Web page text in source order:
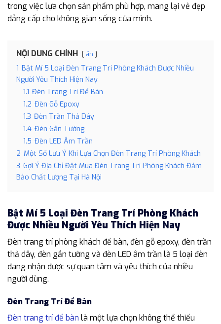
trong việc lựa chọn sản phẩm phù hợp, mang lại vẻ đẹp
đẳng cấp cho không gian sống của mình.
NỘI DUNG CHÍNH ẩn
1 Bật Mí 5 Loại Đèn Trang Trí Phòng Khách Được Nhiều
Người Yêu Thích Hiện Nay
1.1 Đèn Trang Trí Để Bàn
1.2 Đèn Gỗ Epoxy
1.3 Đèn Trần Thả Dây
1.4 Đèn Gắn Tường
1.5 Đèn LED Âm Trần
2 Một Số Lưu Ý Khi Lựa Chọn Đèn Trang Trí Phòng Khách
3 Gợi Ý Địa Chỉ Đặt Mua Đèn Trang Trí Phòng Khách Đảm
Bảo Chất Lượng Tại Hà Nội
Bật Mí 5 Loại Đèn Trang Trí Phòng Khách
Được Nhiều Người Yêu Thích Hiện Nay
Đèn trang trí phòng khách để bàn, đèn gỗ epoxy, đèn trần
thả dây, đèn gắn tường và đèn LED âm trần là 5 loại đèn
đang nhận được sự quan tâm và yêu thích của nhiều
người dùng.
Đèn Trang Trí Để Bàn
Đèn trang trí để bàn là một lựa chọn không thể thiếu